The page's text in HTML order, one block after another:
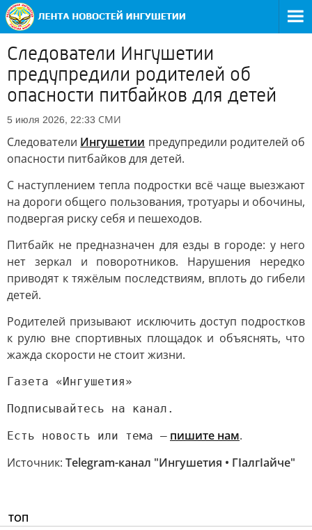
Следователи Ингушетии
предупредили родителей об
опасности питбайков для детей
5 июля 2026, 22:33 СМИ
Следователи Ингушетии предупредили родителей об
опасности питбайков для детей.
С наступлением тепла подростки всё чаще выезжают
на дороги общего пользования, тротуары и обочины,
подвергая риску себя и пешеходов.
Питбайк не предназначен для езды в городе: у него
нет зеркал и поворотников. Нарушения нередко
приводят к тяжёлым последствиям, вплоть до гибели
детей.
Родителей призывают исключить доступ подростков
к рулю вне спортивных площадок и объяснять, что
жажда скорости не стоит жизни.
Газета «Ингушетия»
Подписывайтесь на канал.
Есть новость или тема — пишите нам.
Источник: Telegram-канал "Ингушетия • ГIалгIайче"
ТОП